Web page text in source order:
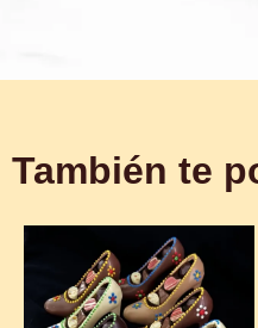
También te